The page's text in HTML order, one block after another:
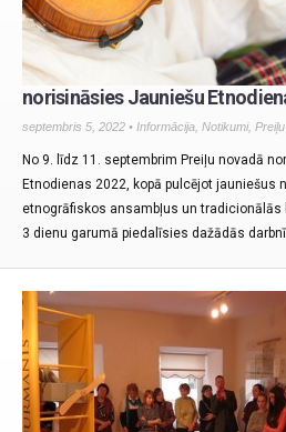
norisināsies Jauniešu
septembris 5, 2022 • Informācija Notikumi,
No 9. līdz 11. septembrim Preiļu novadā
Etnodienas 2022, kopā pulcējot jauniešus
etnogrāfiskos ansambļus un
3 dienu garumā piedalīsies dažādās